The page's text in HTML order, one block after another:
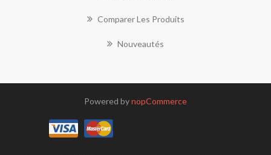
Comparer Les Produits
Nouveautés
Powered bynopCommerce